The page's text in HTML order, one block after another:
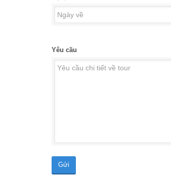
Yêu cầu
Gửi